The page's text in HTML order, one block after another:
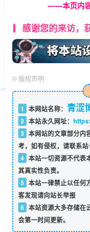
------本页内
感谢您的来访，
© 版权声明
1 本网站名称： 青涩
2 本站永久网址：
3 本网站的文章部分内
考，如有侵权，请联系
4 本站一切资源不代表
其真实性负责。
5 本站一律禁止以任何
客发现请向站长举报
6 本站资源大多存储在
会第一时间更新。